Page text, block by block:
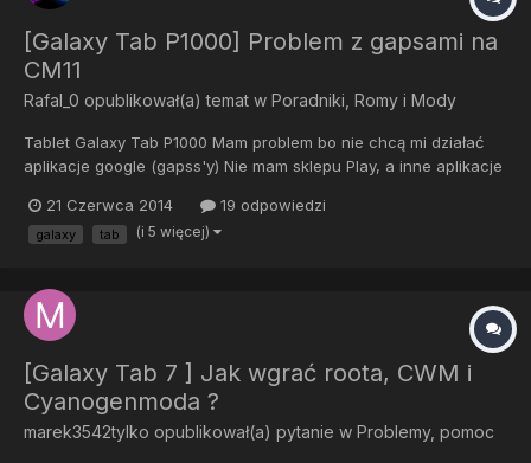
[Galaxy Tab P1000] Problem z gapsami na
CM11
Rafal_0 opublikował(a) temat w Poradniki, Romy i Mody
Tablet Galaxy Tab P1000 Mam problem bo nie chcą mi działać
aplikacje google (gapss'y) Nie mam sklepu Play, a inne aplikacje
Sklepu Play nie ma i gdy włączam którąś z tych aplikacji to
wyświetla się komunikat że Usługi Google nie działają("Usług...
21 Czerwca 2014 19 odpowiedzi
galaxy tab (i 5 więcej)
[Galaxy Tab 7 ] Jak wgrać roota, CWM i
Cyanogenmoda ?
marek3542tylko opublikował(a) pytanie w Problemy, pomoc